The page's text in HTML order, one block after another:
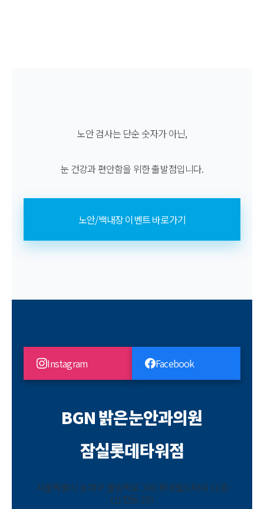
노안 검사는 단순 숫자가 아닌,
눈 건강과 편안함을 위한 출발점입니다.
노안/백내장 이벤트 바로가기
Instagram Facebook
BGN 밝은눈안과의원
잠실롯데타워점
서울특별시 송파구 올림픽로 300 롯데월드타워 11층
(신천동 29)